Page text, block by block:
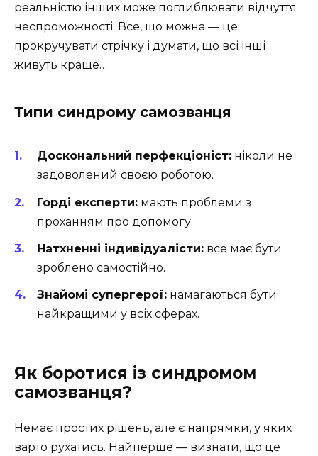
реальністю інших може поглиблювати відчуття
неспроможності. Все, що можна — це
прокручувати стрічку і думати, що всі інші
живуть краще…
Типи синдрому самозванця
Доскональний перфекціоніст: ніколи не
задоволений своєю роботою.
Горді експерти: мають проблеми з
проханням про допомогу.
Натхненні індивідуалісти: все має бути
зроблено самостійно.
Знайомі супергерої: намагаються бути
найкращими у всіх сферах.
Як боротися із синдромом
самозванця?
Немає простих рішень, але є напрямки, у яких
варто рухатись. Найперше — визнати, що це